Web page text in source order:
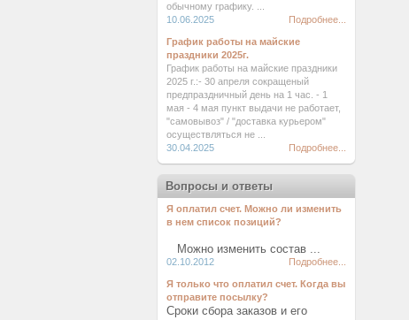
обычному графику. ...
10.06.2025
Подробнее...
График работы на майские
праздники 2025г.
График работы на майские праздники
2025 г.:- 30 апреля сокращеный
предпраздничный день на 1 час. - 1
мая - 4 мая пункт выдачи не работает,
"самовывоз" / "доставка курьером"
осуществляться не ...
30.04.2025
Подробнее...
Вопросы и ответы
Я оплатил счет. Можно ли изменить
в нем список позиций?
Можно изменить состав ...
02.10.2012 Подробнее...
Я только что оплатил счет. Когда вы
отправите посылку?
Сроки сбора заказов и его